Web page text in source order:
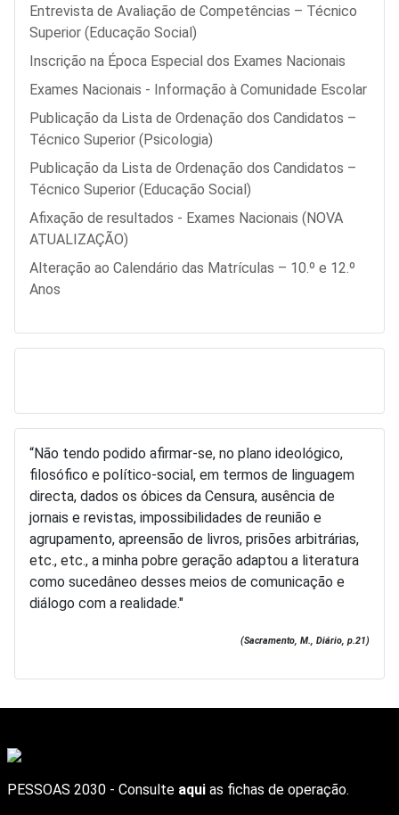
Entrevista de Avaliação de Competências – Técnico
Superior (Educação Social)
Inscrição na Época Especial dos Exames Nacionais
Exames Nacionais - Informação à Comunidade Escolar
Publicação da Lista de Ordenação dos Candidatos –
Técnico Superior (Psicologia)
Publicação da Lista de Ordenação dos Candidatos –
Técnico Superior (Educação Social)
Afixação de resultados - Exames Nacionais (NOVA
ATUALIZAÇÃO)
Alteração ao Calendário das Matrículas – 10.º e 12.º
Anos
“Não tendo podido afirmar-se, no plano ideológico,
filosófico e político-social, em termos de linguagem
directa, dados os óbices da Censura, ausência de
jornais e revistas, impossibilidades de reunião e
agrupamento, apreensão de livros, prisões arbitrárias,
etc., etc., a minha pobre geração adaptou a literatura
como sucedâneo desses meios de comunicação e
diálogo com a realidade."
(Sacramento, M., Diário, p.21)
PESSOAS 2030 - Consulte aqui as fichas de operação.